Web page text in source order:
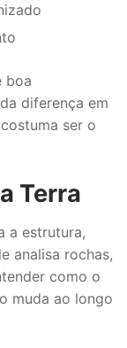
boa
diferença em
ser o
Terra
a estrutura,
analisa rochas,
como o
muda ao longo